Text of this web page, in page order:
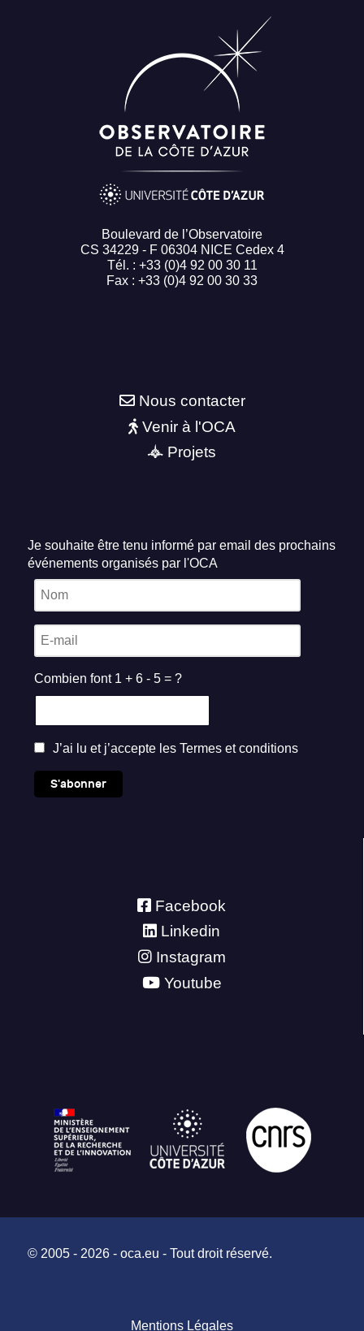
Boulevard de l’Observatoire
CS 34229 - F 06304 NICE Cedex 4
Tél. : +33 (0)4 92 00 30 11
Fax : +33 (0)4 92 00 30 33
Nous contacter
Venir à l'OCA
Projets
Je souhaite être tenu informé par email des prochains
événements organisés par l'OCA
Combien font 1 + 6 - 5 = ?
J’ai lu et j’accepte les Termes et conditions
S'abonner
Facebook
Linkedin
Instagram
Youtube
© 2005 - 2026 - oca.eu - Tout droit réservé.
Mentions Légales